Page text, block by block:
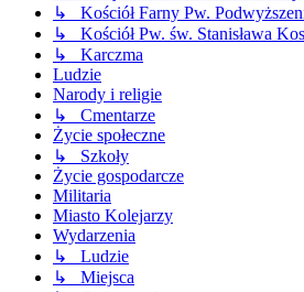
↳ Kościół Farny Pw.
↳ Kościół Pw. św. Stanisława
↳ Karczma
Ludzie
Narody i religie
↳ Cmentarze
Życie społeczne
↳ Szkoły
Życie gospodarcze
Militaria
Miasto Kolejarzy
Wydarzenia
↳ Ludzie
↳ Miejsca